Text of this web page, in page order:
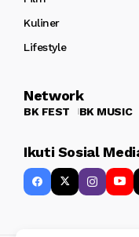
Kuliner
Lifestyle
Network
BK FEST BK MUSIC
Ikuti Sosial